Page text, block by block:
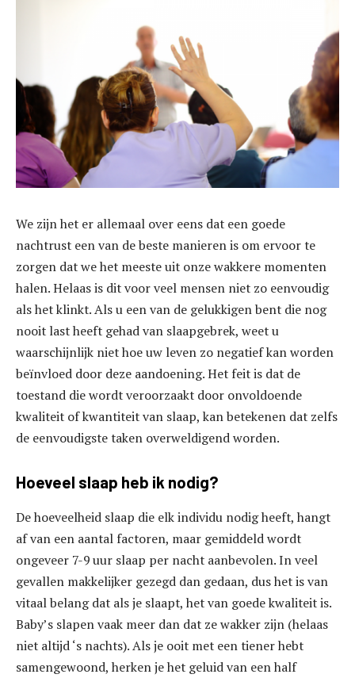
We zijn het er allemaal over eens dat een goede
nachtrust een van de beste manieren is om ervoor te
zorgen dat we het meeste uit onze wakkere momenten
halen. Helaas is dit voor veel mensen niet zo eenvoudig
als het klinkt. Als u een van de gelukkigen bent die nog
nooit last heeft gehad van slaapgebrek, weet u
waarschijnlijk niet hoe uw leven zo negatief kan worden
beïnvloed door deze aandoening. Het feit is dat de
toestand die wordt veroorzaakt door onvoldoende
kwaliteit of kwantiteit van slaap, kan betekenen dat zelfs
de eenvoudigste taken overweldigend worden.
Hoeveel slaap heb ik nodig?
De hoeveelheid slaap die elk individu nodig heeft, hangt
af van een aantal factoren, maar gemiddeld wordt
ongeveer 7-9 uur slaap per nacht aanbevolen. In veel
gevallen makkelijker gezegd dan gedaan, dus het is van
vitaal belang dat als je slaapt, het van goede kwaliteit is.
Baby’s slapen vaak meer dan dat ze wakker zijn (helaas
niet altijd ‘s nachts). Als je ooit met een tiener hebt
samengewoond, herken je het geluid van een half